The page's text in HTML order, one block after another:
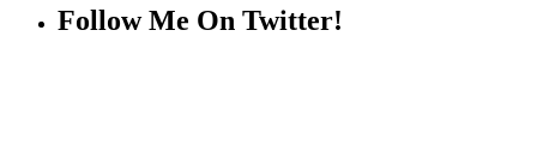
Follow Me On Twitter!